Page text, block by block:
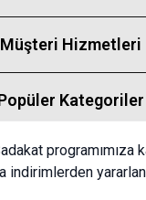
Müşteri Hizmetleri
Kategoriler
programımıza
indirimlerden